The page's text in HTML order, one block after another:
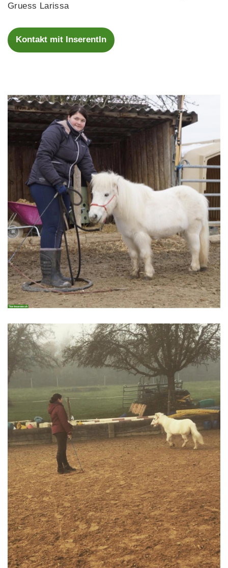
Gruess Larissa
Kontakt mit InserentIn